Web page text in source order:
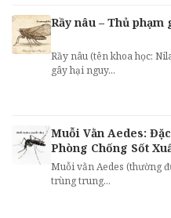
Rầy nâu – Thủ
Rầy nâu (tên khoa học:
gây hại nguy...
Muỗi Vằn Aedes:
Phòng Chống Sốt
Muỗi vằn Aedes (thường
trùng trung...